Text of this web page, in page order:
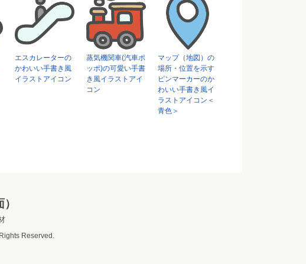
エスカレーターの
かわいい手書き風
イラストアイコン
蒸気機関車(汽車ポ
ッポ)の可愛い手書
き風イラストアイ
コン
マップ（地図）の
場所・位置を示す
ピンマーカーのか
わいい手書き風イ
ラストアイコン＜
青色＞
Reserved.